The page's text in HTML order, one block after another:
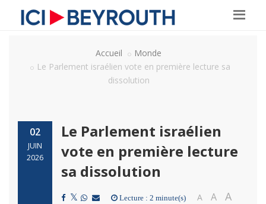
Accueil
Monde
Le Parlement israélien vote en première lecture sa
dissolution
02
JUIN
2026
Le Parlement israélien
vote en première lecture
sa dissolution
Lecture : 2 minute(s) A A A